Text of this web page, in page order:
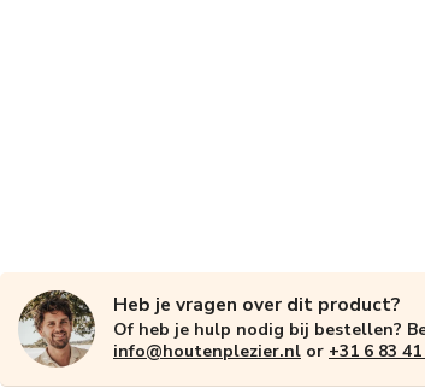
Heb je vragen over dit product?
Of heb je hulp nodig bij bestellen?
info@houtenplezier.nl or +31 6 83